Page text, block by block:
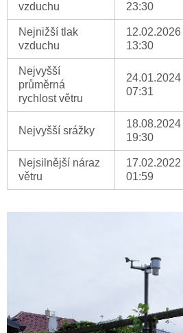
vzduchu
23:30
Nejnižší tlak
vzduchu
12.02.2026
13:30
Nejvyšší
průměrná
rychlost větru
24.01.2024
07:31
Nejvyšší srážky
18.08.2024
19:30
Nejsilnější náraz
větru
17.02.2022
01:59